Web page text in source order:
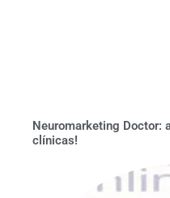
Neuromarketing Doctor:
clínicas!